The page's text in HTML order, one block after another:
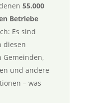
55.000
Betriebe
Es sind
diesen
Gemeinden,
und andere
– was